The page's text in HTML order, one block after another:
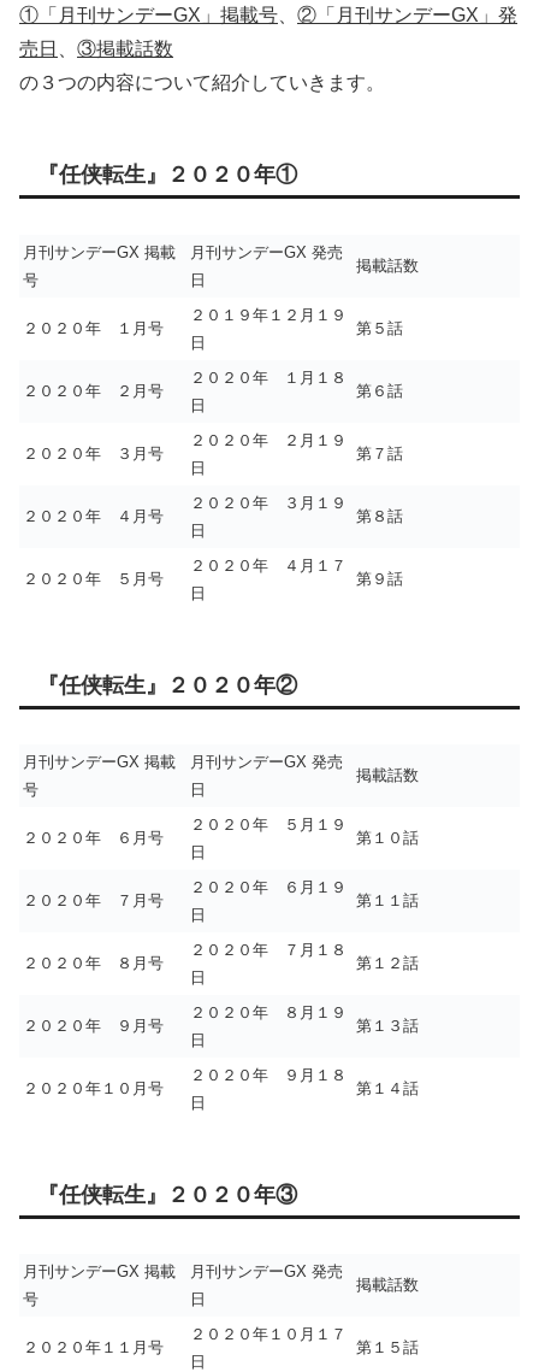
①「月刊サンデーGX」掲載号、 ②「月刊サンデーGX」発
売日 、 ③掲載話数
の３つの内容について紹介していきます。
『任侠転生』２０２０年①
月刊サンデーGX 掲載
号
月刊サンデーGX 発売
日
掲載話数
２０２０年 １月号
２０１９年１２月１９
日
第５話
２０２０年 ２月号
２０２０年 １月１８
日
第６話
２０２０年 ３月号
２０２０年 ２月１９
日
第７話
２０２０年 ４月号
２０２０年 ３月１９
日
第８話
２０２０年 ５月号
２０２０年 ４月１７
日
第９話
『任侠転生』２０２０年②
月刊サンデーGX 掲載
号
月刊サンデーGX 発売
日
掲載話数
２０２０年 ６月号
２０２０年 ５月１９
日
第１０話
２０２０年 ７月号
２０２０年 ６月１９
日
第１１話
２０２０年 ８月号
２０２０年 ７月１８
日
第１２話
２０２０年 ９月号
２０２０年 ８月１９
日
第１３話
２０２０年１０月号
２０２０年 ９月１８
日
第１４話
『任侠転生』２０２０年③
月刊サンデーGX 掲載
号
月刊サンデーGX 発売
日
掲載話数
２０２０年１１月号
２０２０年１０月１７
日
第１５話